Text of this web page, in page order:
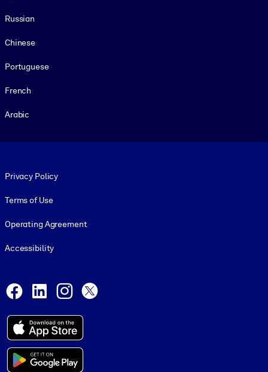
Russian
Chinese
Portuguese
French
Arabic
Privacy Policy
Terms of Use
Operating Agreement
Accessibility
Facebook
LinkedInInstagram